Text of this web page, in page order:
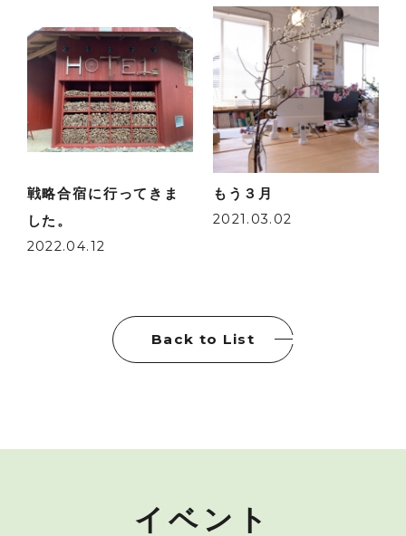
戦略合宿に行ってきま
した。
2022.04.12
もう３月
2021.03.02
Back to List
イベント